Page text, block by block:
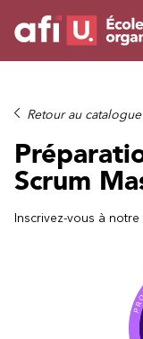
Formations
Campus IA
Sur mesure
À propos
Ressources
Retour au catalogue
Scrum
Inscrivez-vous à